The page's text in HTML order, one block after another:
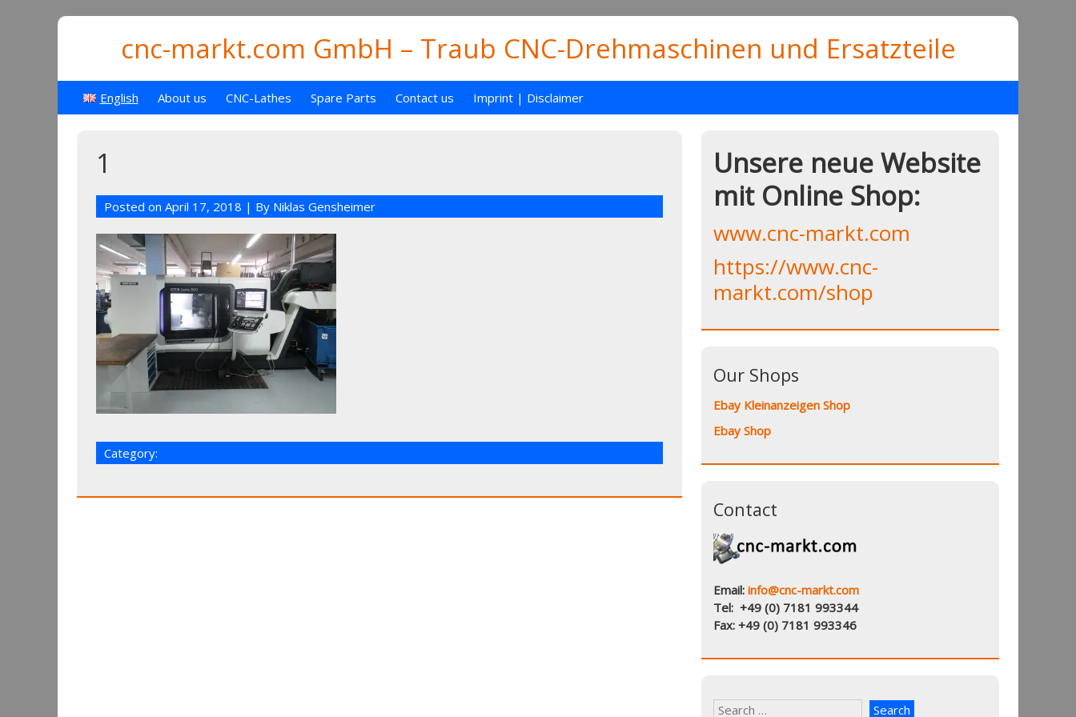
cnc-markt.com GmbH – Traub CNC-Drehmaschinen und Ersatzteile
English About us CNC-Lathes Spare Parts Contact us Imprint | Disclaimer
1
Posted on April 17, 2018 | By Niklas Gensheimer
Category:
Unsere neue Website
mit Online Shop:
www.cnc-markt.com
https://www.cnc-
markt.com/shop
Our Shops
Ebay Kleinanzeigen Shop
Ebay Shop
Contact
Email: info@cnc-markt.com
Tel: +49 (0) 7181 993344
Fax: +49 (0) 7181 993346